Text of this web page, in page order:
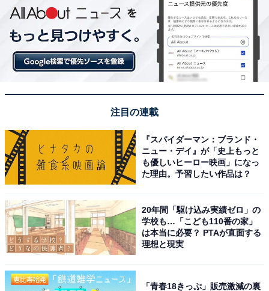
注目の連載
『スパイダーマン：ブランド・
ニュー・デイ』が「史上もっと
も優しいヒーロー映画」になっ
た理由。予習したい作品は？
20年間「駆け込み実績ゼロ」の
学校も…「こども110番の家」
は本当に必要？ PTAが直面する
理想と現実
「青春18きっぷ」販売激減の裏